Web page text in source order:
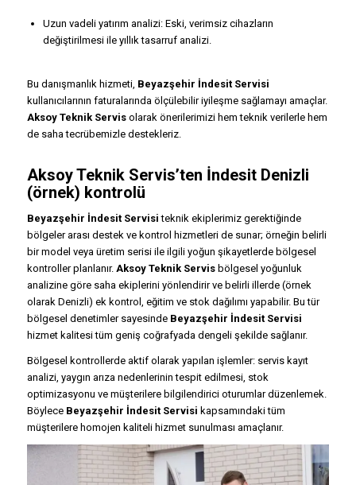
Uzun vadeli yatırım analizi: Eski, verimsiz cihazların
değiştirilmesi ile yıllık tasarruf analizi.
Bu danışmanlık hizmeti, Beyazşehir İndesit Servisi
kullanıcılarının faturalarında ölçülebilir iyileşme sağlamayı amaçlar.
Aksoy Teknik Servisolarak önerilerimizi hem teknik verilerle hem
de saha tecrübemizle destekleriz.
Aksoy Teknik Servis’ten İndesit Denizli
(örnek) kontrolü
Beyazşehir İndesit Servisi teknik ekiplerimiz gerektiğinde
bölgeler arası destek ve kontrol hizmetleri de sunar; örneğin belirli
bir model veya üretim serisi ile ilgili yoğun şikayetlerde bölgesel
kontroller planlanır. Aksoy Teknik Servisbölgesel yoğunluk
analizine göre saha ekiplerini yönlendirir ve belirli illerde (örnek
olarak Denizli) ek kontrol, eğitim ve stok dağılımı yapabilir. Bu tür
bölgesel denetimler sayesinde Beyazşehir İndesit Servisi
hizmet kalitesi tüm geniş coğrafyada dengeli şekilde sağlanır.
Bölgesel kontrollerde aktif olarak yapılan işlemler: servis kayıt
analizi, yaygın arıza nedenlerinin tespit edilmesi, stok
optimizasyonu ve müşterilere bilgilendirici oturumlar düzenlemek.
Böylece Beyazşehir İndesit Servisi kapsamındaki tüm
müşterilere homojen kaliteli hizmet sunulması amaçlanır.